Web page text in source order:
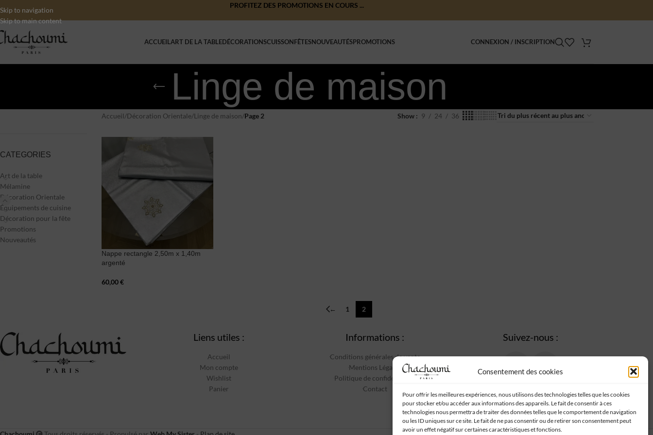
Consentement des cookies
Pour offrir les meilleures expériences, nous utilisons des technologies telles que les cookies
pour stocker et/ou accéder aux informations des appareils. Le fait de consentir à ces
technologies nous permettra de traiter des données telles que le comportement de navigation
ou les ID uniques sur ce site. Le fait de ne pas consentir ou de retirer son consentement peut
avoir un effet négatif sur certaines caractéristiques et fonctions.
Skip to navigation
Skip to main content
PROFITEZ DES PROMOTIONS EN COURS ...
ACCUEILART DE LA TABLEDÉCORATIONSCUISSONFÊTESNOUVEAUTÉSPROMOTIONS CONNEXION / INSCRIPTION
Linge de maison
CATEGORIES
Art de la table
Mélamine
Décoration Orientale
Équipements de cuisine
Décoration pour la fête
Promotions
Nouveautés
Accueil/Décoration Orientale/Linge de maison/Page 2 Show 9 24 36
Nappe rectangle 2,50m x 1,40m
argenté
60,00€
← 1 2
Liens utiles :
Accueil
Mon compte
Wishlist
Panier
Informations :
Conditions générales de vente
Mentions Légales
Politique de confidentialité
Contact
Suivez-nous :